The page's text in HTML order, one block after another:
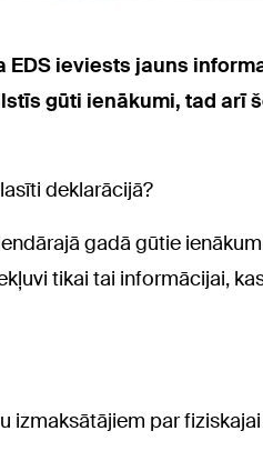
EDS ieviests jauns
gūti ienākumi, tad arī
deklarācijā?
gadā gūtie
tikai tai informācijai,
izmaksātājiem par